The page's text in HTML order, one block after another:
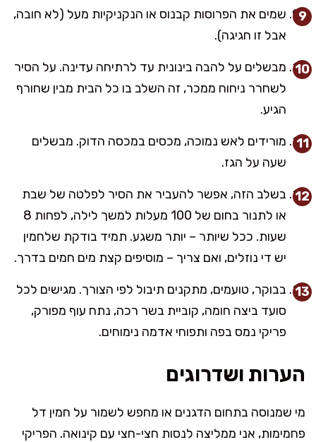
שמים את הפרוסות קבנוס או הנקניקיות מעל (לא חובה,
אבל זו חגיגה).
מבשלים על להבה בינונית עד לרתיחה עדינה. על הסיר
לשחרר ניחוח ממכר, זה השלב בו כל הבית מבין שחורף
הגיע.
מורידים לאש נמוכה, מכסים במכסה הדוק. מבשלים
שעה על הגז.
בשלב הזה, אפשר להעביר את הסיר לפלטה של שבת
או לתנור בחום של 100 מעלות למשך לילה, לפחות 8
שעות. ככל שיותר – יותר משגע. תמיד בודקת שלחמין
יש די נוזלים, ואם צריך – מוסיפים קצת מים חמים בדרך.
בבוקר, טועמים, מתקנים תיבול לפי הצורך. מגישים לכל
סועד ביצה חומה, קוביית בשר רכה, נתח עוף מפורק,
פריקי נמס בפה ותפוחי אדמה נימוחים.
הערות ושדרוגים
מי שמנוסה בתחום הדגנים או מחפש לשמור על חמין דל
פחמימות, אני ממליצה לנסות חצי-חצי עם קינואה. הפריקי